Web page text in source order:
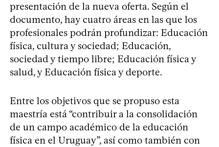
presentación de la nueva oferta. Según el
documento, hay cuatro áreas en las que los
profesionales podrán profundizar: Educación
física, cultura y sociedad; Educación,
sociedad y tiempo libre; Educación física y
salud, y Educación física y deporte.
Entre los objetivos que se propuso esta
maestría está “contribuir a la consolidación
de un campo académico de la educación
física en el Uruguay”, así como también con